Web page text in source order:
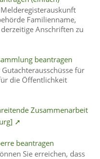
Familienname,
Anschriften zu
beantragen
für
die Öffentlichkeit
Zusammenarbeit
➚
beantragen
Sie erreichen, dass